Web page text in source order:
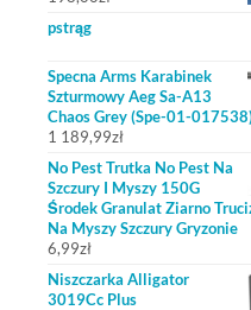
pstrąg
Specna Arms Karabinek
Szturmowy Aeg Sa-A13
Chaos Grey (Spe-01-
1 189,99zł
No Pest Trutka No Pest Na
Szczury I Myszy 150G
Środek Granulat Ziarno
Na Myszy Szczury Gryzonie
6,99zł
Niszczarka Alligator
3019Cc Plus